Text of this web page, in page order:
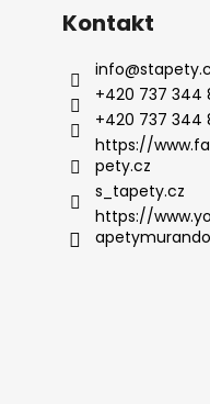
Kontakt
info@
+420 737 344
+420 737 344
https://
pety.cz
s_tapety.cz
https://